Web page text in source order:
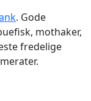
. Gode
mothaker,
fredelige